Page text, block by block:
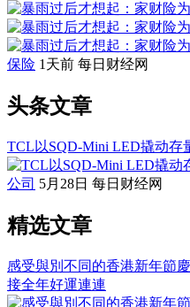
保险 1天前 每日财经网
头条文章
TCL以SQD-Mini LED撬动存
公司 5月28日 每日财经网
精选文章
感受與別不同的香港新年節
接全年好運連連